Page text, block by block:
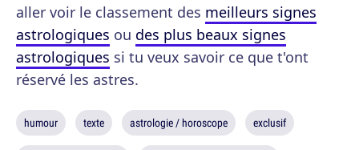
aller voir le classement des meilleurs signes
astrologiques ou des plus beaux signes
astrologiques si tu veux savoir ce que t'ont
réservé les astres.
humour texte astrologie / horoscope exclusif